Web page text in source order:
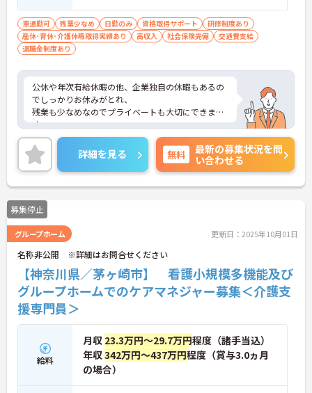
車通勤可 残業少なめ 日勤のみ 資格取得サポート
研修制度あり
産休･育休･介護休暇取得実績あり
高収入 社会保険完備
交通費支給
退職金制度あり
公休や年次有給休暇の他、企業独自の休暇もあるの
でしっかりお休みがとれ、
残業も少なめなのでプライベートも大切にできま
す。
ご興味ある方には、面接のポイントなど、さらに詳
細をお話致しますのでお気軽にご相談ください。
詳細を見る 無料
最新の募集状況を問
い合わせる
募集停止
グループホーム 更新日：2025年10月01日
名称非公開 ※詳細はお問合せください
【神奈川県／茅ヶ崎市】 看護小規模多機能及び
グループホームでのケアマネジャー募集＜介護支
援専門員＞
給料
月収 23.3万円～29.7万円程度（諸手当込）
年収342万円～437万円程度（賞与3.0ヵ月
の場合）